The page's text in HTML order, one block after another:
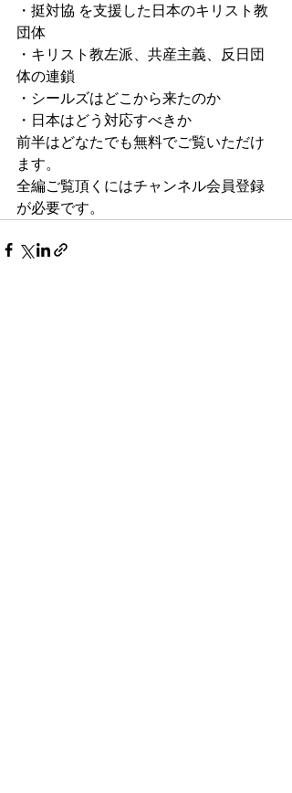
・挺対協 を支援した日本のキリスト教
団体
・キリスト教左派、共産主義、反日団
体の連鎖
・シールズはどこから来たのか
・日本はどう対応すべきか
前半はどなたでも無料でご覧いただけ
ます。
全編ご覧頂くにはチャンネル会員登録
が必要です。